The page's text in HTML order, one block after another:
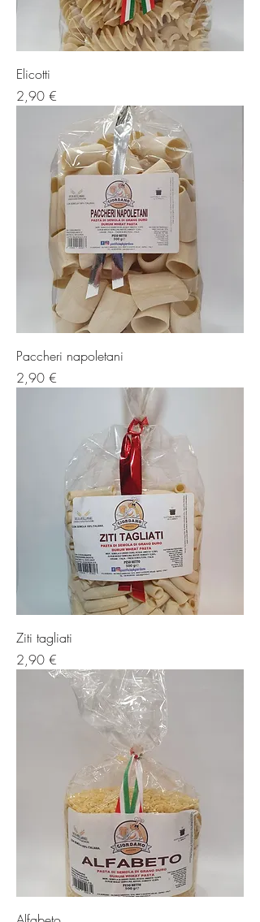
Elicotti
Prezzo
2,90 €
Paccheri napoletani
Prezzo
2,90 €
Ziti tagliati
Prezzo
2,90 €